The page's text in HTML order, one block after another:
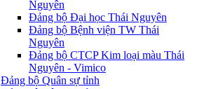
Nguyên
Đảng bộ Đại học Thái Nguyên
Đảng bộ Bệnh viện TW Thái
Nguyên
Đảng bộ CTCP Kim loại màu Thái
Nguyên - Vimico
Đảng bộ Quân sự tỉnh